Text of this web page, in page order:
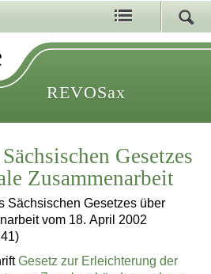
REVOSax
Gesetzes
Zusammenarbeit
Sächsischen Gesetzes über
vom 18. April 2002
Gesetz zur Erleichterung der